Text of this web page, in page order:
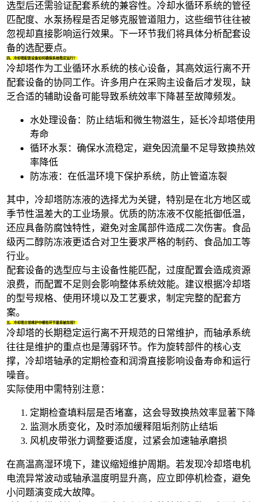
选型后还需验证配套系统的兼容性。 冷却水循环系统的管径
匹配度、水泵扬程是否足够克服管道阻力，这些细节往往被
忽视却直接影响运行效果。下一环节我们将具体分析配套设
备的选配要点。
四、冷却塔配套设备如何确保系统稳定运行？
冷却塔作为工业循环水系统的核心设备，其高效运行离不开
配套设备的协同工作。许多用户在采购主设备后才发现，缺
乏合适的辅助设备可能导致系统效率下降甚至故障频发。
水处理设备：防止结垢和微生物滋生，延长冷却塔使用
寿命
循环水泵：确保水流稳定，避免因流量不足导致换热效
率降低
防冻液：在低温环境下保护系统，防止管道冻裂
其中， 冷却塔防冻液的选择尤为关键，特别是在北方地区或
季节性温差大的工业场景。优质的防冻液不仅能抵御低温，
还应具备防腐蚀特性，避免对金属部件造成二次伤害。 食品
级丙二醇防冻液更适合对卫生要求严格的制药、食品加工等
行业。
配套设备的选型应与主设备性能匹配，过度配置会造成资源
浪费，而配置不足则会影响整体系统效能。建议根据冷却塔
的型号规格、使用环境以及工艺要求，制定完整的配套方
案。
五、冷却塔日常维护中哪些环节最易被忽视？
冷却塔的长期稳定运行离不开规范的日常维护，而轴承系统
往往是维护的重点也是薄弱环节。作为旋转部件的核心支
撑， 冷却塔轴承的定期检查和润滑直接影响设备寿命和运行
噪音。
实际使用中需特别注意：
定期检查填料层是否堵塞，这会导致换热效率显著下降
监测水质变化，及时添加缓释阻垢剂防止结垢
风机皮带张力调整要适度，过紧会加速轴承磨损
在高温高湿环境下，建议缩短维护周期。若发现冷却塔电机
电流异常波动或轴承温度明显升高，应立即停机检查，避免
小问题演变成大故障。